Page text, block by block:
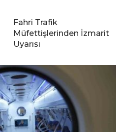
Fahri Trafik
Müfettişlerinden İzmarit
Uyarısı